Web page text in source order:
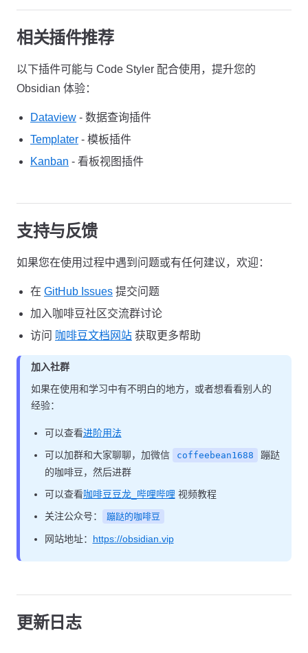
相关插件推荐
以下插件可能与 Code Styler 配合使用，提升您的
Obsidian 体验：
Dataview - 数据查询插件
Templater - 模板插件
Kanban - 看板视图插件
支持与反馈
如果您在使用过程中遇到问题或有任何建议，欢迎：
在 GitHub Issues 提交问题
加入咖啡豆社区交流群讨论
访问 咖啡豆文档网站 获取更多帮助
加入社群
如果在使用和学习中有不明白的地方，或者想看看别人的
经验：
可以查看进阶用法
可以加群和大家聊聊，加微信
coffeebean1688
蹦跶
的咖啡豆，然后进群
可以查看咖啡豆豆龙_哔哩哔哩 视频教程
关注公众号：
蹦跶的咖啡豆
网站地址： https://obsidian.vip
更新日志